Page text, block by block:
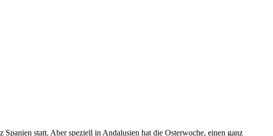
statt. Aber speziell in Andalusien hat die Osterwoche, einen ganz